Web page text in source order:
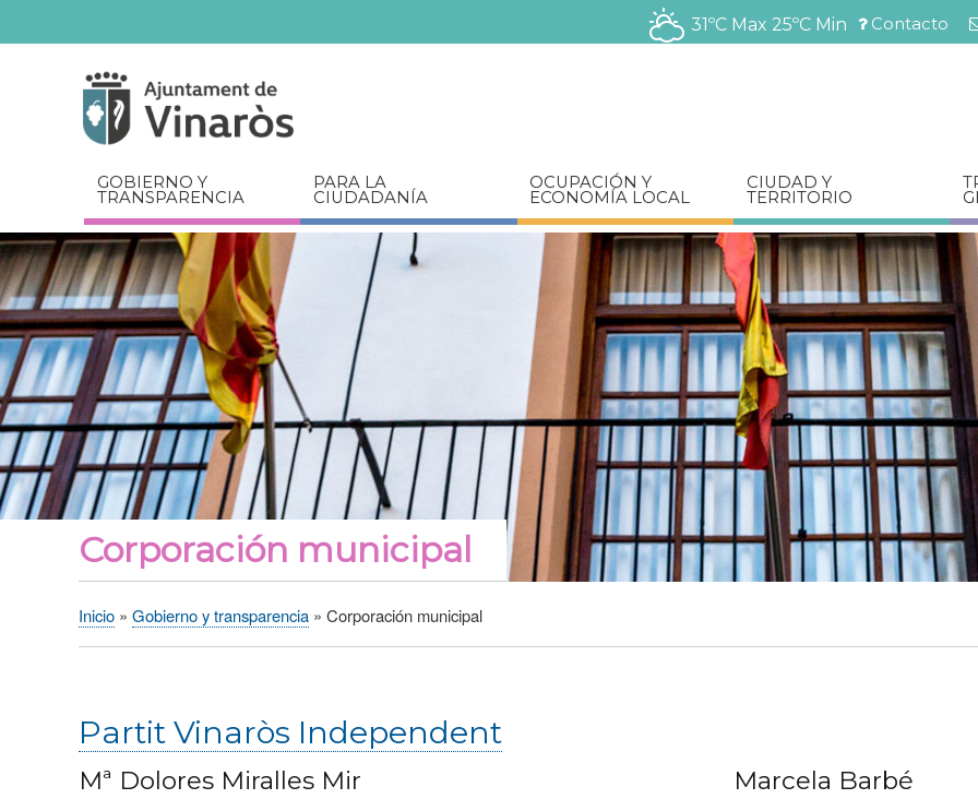
Pasar
al
relacionados
Menú
Contacto
31ºC Max 25ºC Min
GOBIERNO Y
TRANSPARENCIA
PARA LA
CIUDADANÍA
OCUPACIÓN Y
ECONOMÍA LOCAL
CIUDAD Y
TERRITORIO
Corporación municipal
Sobrescribir
ayuda
a
la
Inicio Gobierno y transparencia Corporación municipal
Partit Vinaròs Independent
Mª Dolores Miralles Mir Marcela Barbé